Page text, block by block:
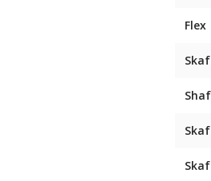
Flex